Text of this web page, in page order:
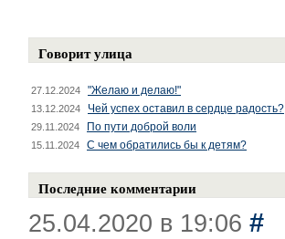
Говорит улица
27.12.2024 "Желаю и делаю!"
13.12.2024 Чей успех оставил в сердце радость?
29.11.2024 По пути доброй воли
15.11.2024 С чем обратились бы к детям?
Последние комментарии
25.04.2020 в 19:06 #